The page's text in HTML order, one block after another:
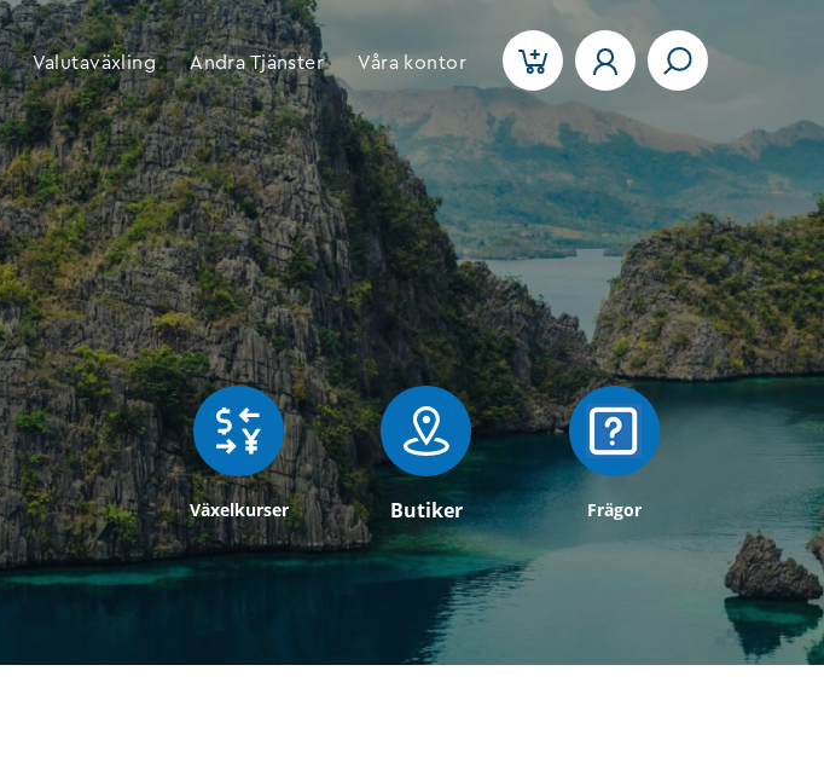
Valutaväxling Andra Tjänster Våra kontor
Växelkurser Butiker Frägor